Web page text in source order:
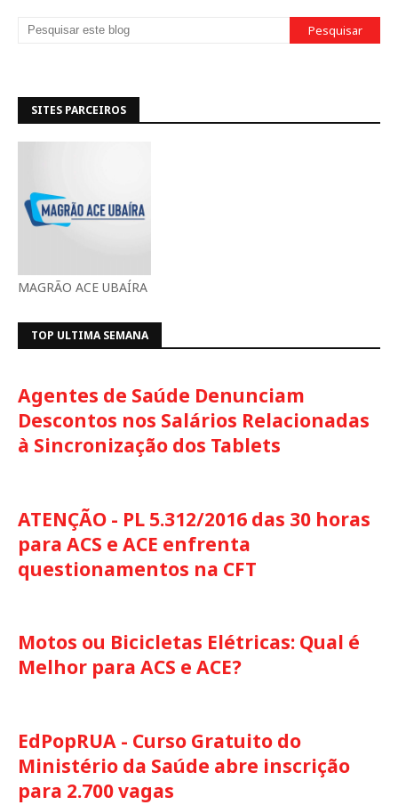
SITES PARCEIROS
MAGRÃO ACE UBAÍRA
TOP ULTIMA SEMANA
Agentes de Saúde Denunciam
Descontos nos Salários Relacionadas
à Sincronização dos Tablets
ATENÇÃO - PL 5.312/2016 das 30 horas
para ACS e ACE enfrenta
questionamentos na CFT
Motos ou Bicicletas Elétricas: Qual é
Melhor para ACS e ACE?
EdPopRUA - Curso Gratuito do
Ministério da Saúde abre inscrição
para 2.700 vagas